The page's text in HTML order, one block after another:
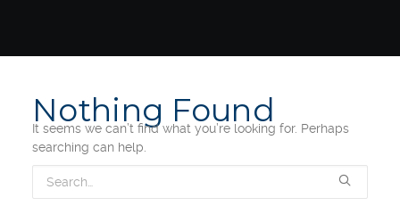
Nothing Found
It seems we can’t find what you’re looking for. Perhaps
searching can help.